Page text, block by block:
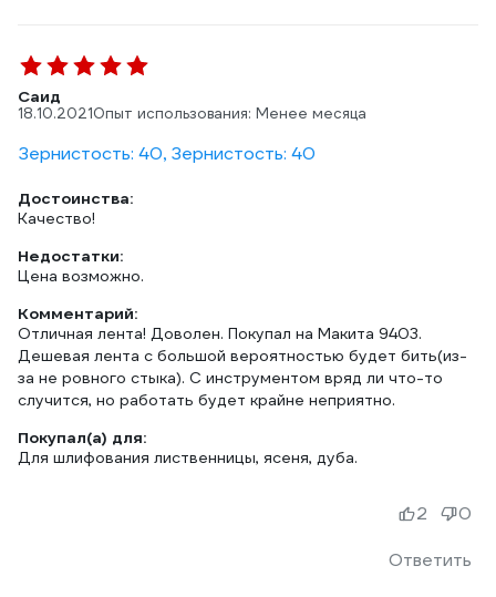
Саид
18.10.2021Опыт использования: Менее месяца
Зернистость: 40, Зернистость: 40
Достоинства:
Качество!
Недостатки:
Цена возможно.
Комментарий:
Отличная лента! Доволен. Покупал на Макита 9403.
Дешевая лента с большой вероятностью будет бить(из-
за не ровного стыка). С инструментом вряд ли что-то
случится, но работать будет крайне неприятно.
Покупал(а) для:
Для шлифования лиственницы, ясеня, дуба.
Ответить
2 0